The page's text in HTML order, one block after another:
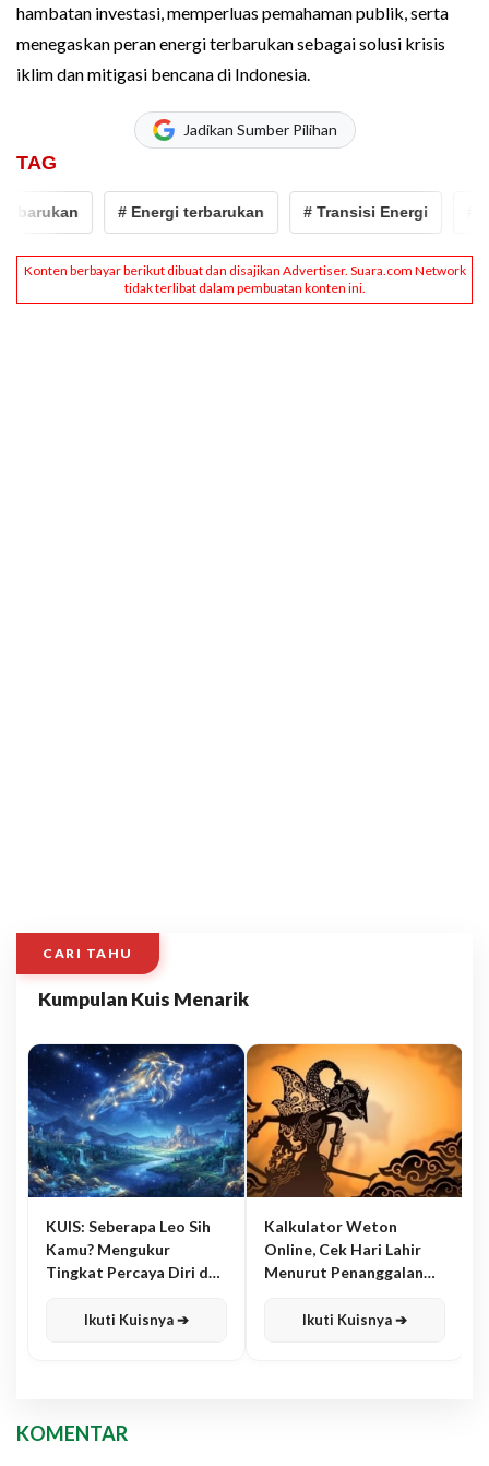
hambatan investasi, memperluas pemahaman publik, serta
menegaskan peran energi terbarukan sebagai solusi krisis
iklim dan mitigasi bencana di Indonesia.
Jadikan Sumber Pilihan
TAG
# Energi terbarukan # Transisi Energi
CARI TAHU
Kumpulan Kuis Menarik
KUIS: Seberapa Leo Sih
Kamu? Mengukur
Tingkat Percaya Diri dan
Ikuti Kuisnya ➔
Kalkulator Weton
Online, Cek Hari Lahir
Menurut Penanggalan
Ikuti Kuisnya ➔
KOMENTAR